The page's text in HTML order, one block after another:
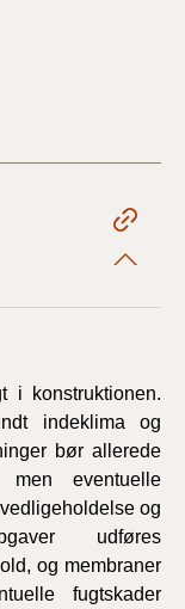
i konstruktionen.
indeklima og
bør allerede
men eventuelle
og
udføres
og membraner
fugtskader